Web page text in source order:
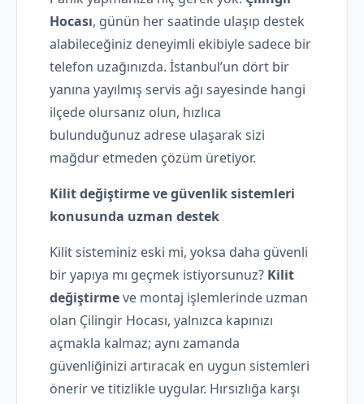
Hocası, günün her saatinde ulaşıp destek
alabileceğiniz deneyimli ekibiyle sadece bir
telefon uzağınızda. İstanbul’un dört bir
yanına yayılmış servis ağı sayesinde hangi
ilçede olursanız olun, hızlıca
bulunduğunuz adrese ulaşarak sizi
mağdur etmeden çözüm üretiyor.
Kilit değiştirme ve güvenlik sistemleri
konusunda uzman destek
Kilit sisteminiz eski mi, yoksa daha güvenli
bir yapıya mı geçmek istiyorsunuz? Kilit
değiştirmeve montaj işlemlerinde uzman
olan Çilingir Hocası, yalnızca kapınızı
açmakla kalmaz; aynı zamanda
güvenliğinizi artıracak en uygun sistemleri
önerir ve titizlikle uygular. Hırsızlığa karşı